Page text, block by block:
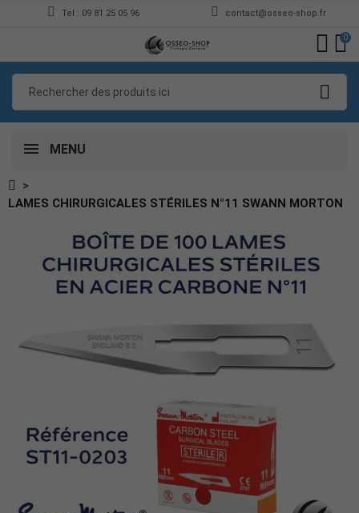
Tel : 09 81 25 05 96 contact@osseo-shop.fr
0
MENU
LAMES CHIRURGICALES STÉRILES N°11 SWANN MORTON